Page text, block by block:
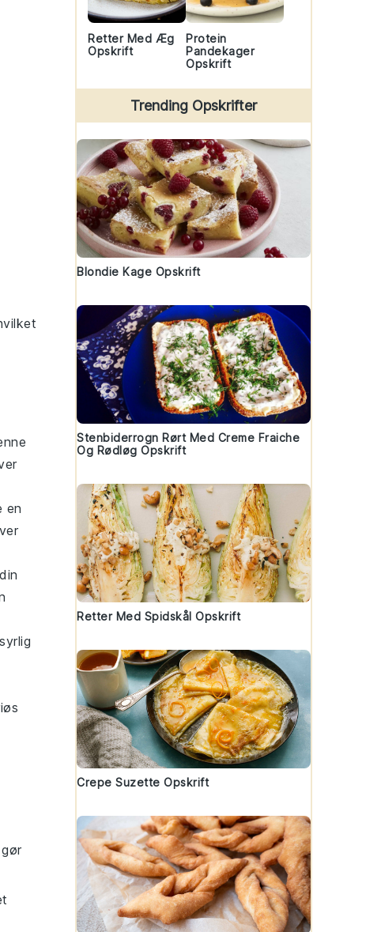
en
Retter Med Æg
Opskrift
Protein
Pandekager
Opskrift
Trending Opskrifter
Blondie Kage Opskrift
Stenbiderrogn Rørt Med Creme Fraiche
Og Rødløg Opskrift
Retter Med Spidskål Opskrift
Crepe Suzette Opskrift